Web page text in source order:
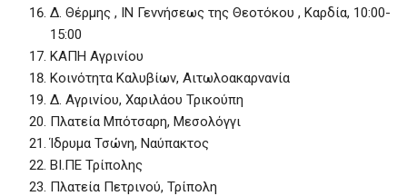
Δ. Θέρμης , ΙΝ Γεννήσεως της Θεοτόκου , Καρδία, 10:00-
15:00
ΚΑΠΗ Αγρινίου
Κοινότητα Καλυβίων, Αιτωλοακαρνανία
Δ. Αγρινίου, Χαριλάου Τρικούπη
Πλατεία Μπότσαρη, Μεσολόγγι
Ίδρυμα Τσώνη, Ναύπακτος
ΒΙ.ΠΕ Τρίπολης
Πλατεία Πετρινού, Τρίπολη